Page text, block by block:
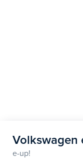
Volkswagen
e-up!